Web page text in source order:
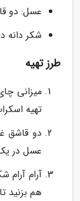
عسل: دو
شکر دانه
طرز تهیه
میزانی
تهیه
دو قاشق
عسل در
آرام
هم بزنید